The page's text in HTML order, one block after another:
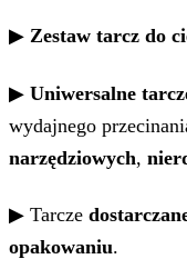
▶ Zestaw tarcz do
▶ Uniwersalne
wydajnego
narzędziowych,
▶ Tarcze
opakowaniu.